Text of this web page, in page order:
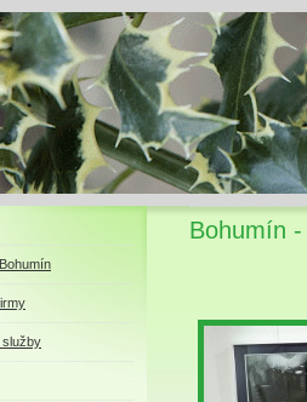
služby
Bohumín